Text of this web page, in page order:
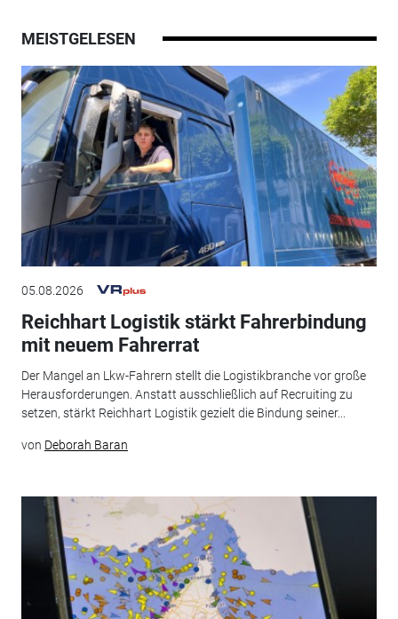
MEISTGELESEN
05.08.2026
Reichhart Logistik stärkt Fahrerbindung
mit neuem Fahrerrat
Der Mangel an Lkw-Fahrern stellt die Logistikbranche vor große
Herausforderungen. Anstatt ausschließlich auf Recruiting zu
setzen, stärkt Reichhart Logistik gezielt die Bindung seiner...
von Deborah Baran